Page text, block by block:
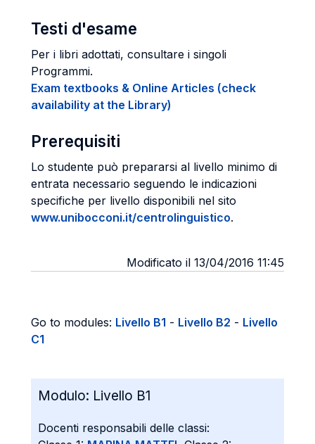
Testi d'esame
Per i libri adottati, consultare i singoli
Programmi.
Exam textbooks & Online Articles (check
availability at the Library)
Prerequisiti
Lo studente può prepararsi al livello minimo di
entrata necessario seguendo le indicazioni
specifiche per livello disponibili nel sito
www.unibocconi.it/centrolinguistico.
Modificato il 13/04/2016 11:45
Go to modules: Livello B1 - Livello B2 - Livello
C1
Modulo: Livello B1
Docenti responsabili delle classi: